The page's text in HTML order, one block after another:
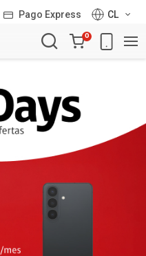
Pago Express
CL
Carro
de
0